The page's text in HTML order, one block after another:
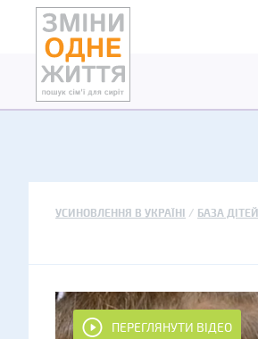
УСИНОВЛЕННЯ В УКРАЇНІ БАЗА
ПЕРЕГЛЯНУТИ ВІДЕО